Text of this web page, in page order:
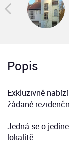
Popis
Exkluzivně
žádané
Jedná se o
lokalitě.